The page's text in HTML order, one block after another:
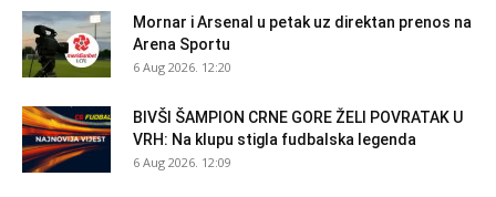
Mornar i Arsenal u petak uz direktan prenos na
Arena Sportu
6 Aug 2026. 12:20
BIVŠI ŠAMPION CRNE GORE ŽELI POVRATAK U
VRH: Na klupu stigla fudbalska legenda
6 Aug 2026. 12:09